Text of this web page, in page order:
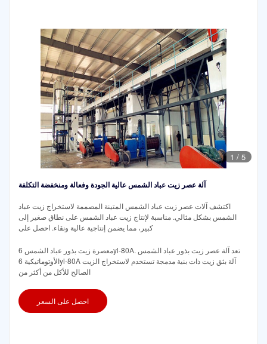
1 / 5
آلة عصر زيت عباد الشمس عالية الجودة وفعالة ومنخفضة التكلفة
اكتشف آلات عصر زيت عباد الشمس المتينة المصممة لاستخراج زيت عباد
الشمس بشكل مثالي. مناسبة لإنتاج زيت عباد الشمس على نطاق صغير إلى
كبير، مما يضمن إنتاجية عالية ونقاء. احصل على
معصرة زيت بذور عباد الشمس 6yl-80A. تعد آلة عصر زيت بذور عباد الشمس
الأوتوماتيكية 6yl-80A آلة بثق زيت ذات بنية مدمجة تستخدم لاستخراج الزيت
الصالح للأكل من أكثر من
احصل على السعر